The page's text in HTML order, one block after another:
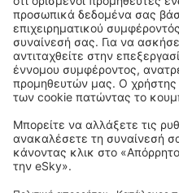
Copyright © eSky.gr. Με την